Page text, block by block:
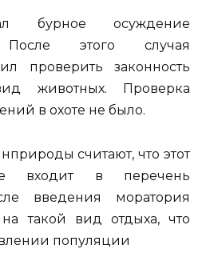
бурное осуждение
После этого случая
проверить законность
животных. Проверка
в охоте не было.
считают, что этот
входит в перечень
введения моратория
такой вид отдыха, что
популяции